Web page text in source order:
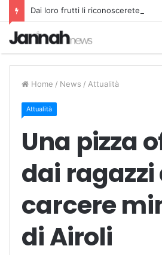
Dai loro frutti li riconoscerete
Home / News / Attualità
Attualità
Una pizza
dai ragazzi
carcere
di Airoli